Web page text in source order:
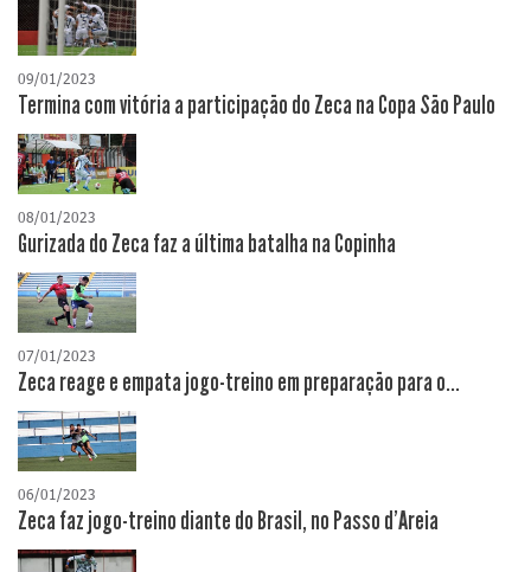
09/01/2023
Termina com vitória a participação do Zeca na Copa São Paulo
08/01/2023
Gurizada do Zeca faz a última batalha na Copinha
07/01/2023
Zeca reage e empata jogo-treino em preparação para o...
06/01/2023
Zeca faz jogo-treino diante do Brasil, no Passo d'Areia